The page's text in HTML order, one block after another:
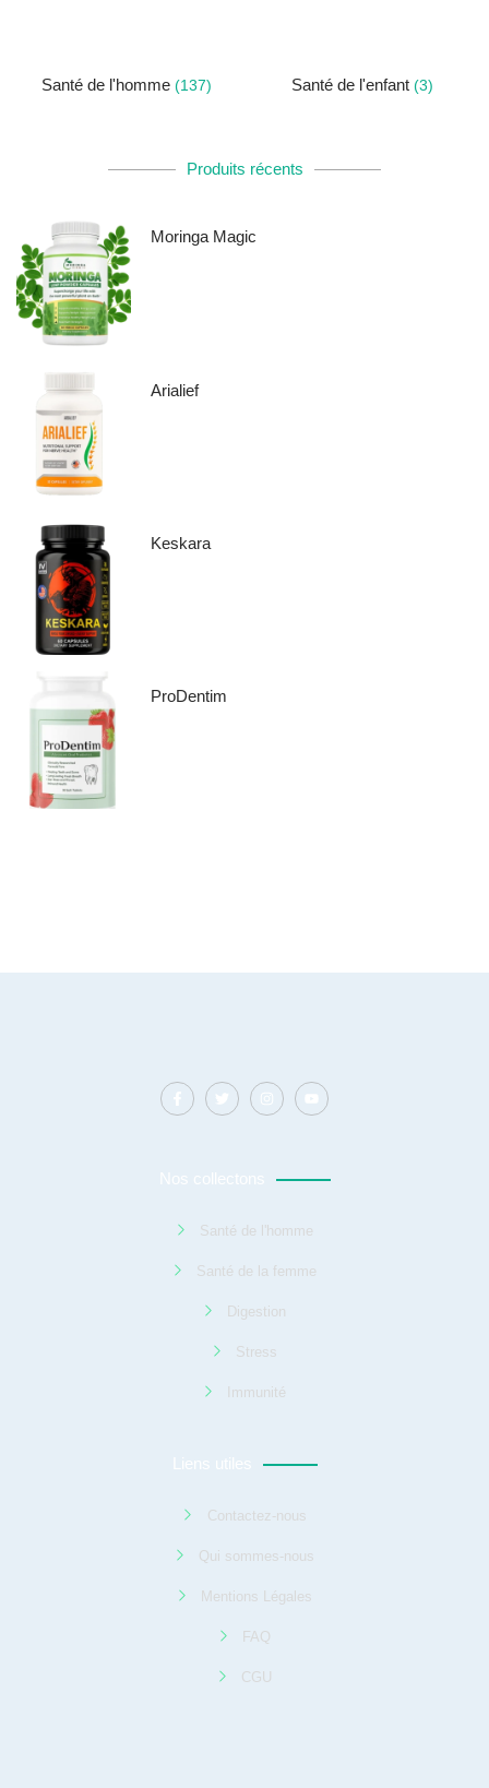
Santé de l'homme (137) Santé de l'enfant(3)
Produits récents
Moringa Magic
Arialief
Keskara
ProDentim
Nos collectons
Santé de l'homme
Santé de la femme
Digestion
Stress
Immunité
Liens utiles
Contactez-nous
Qui sommes-nous
Mentions Légales
FAQ
CGU